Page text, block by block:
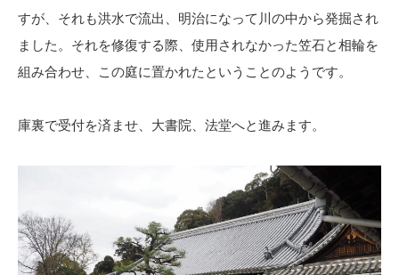
すが、それも洪水で流出、明治になって川の中から発掘され
ました。それを修復する際、使用されなかった笠石と相輪を
組み合わせ、この庭に置かれたということのようです。
庫裏で受付を済ませ、大書院、法堂へと進みます。